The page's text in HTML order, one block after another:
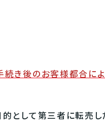
続き後のお客様都合によ
として第三者に転売